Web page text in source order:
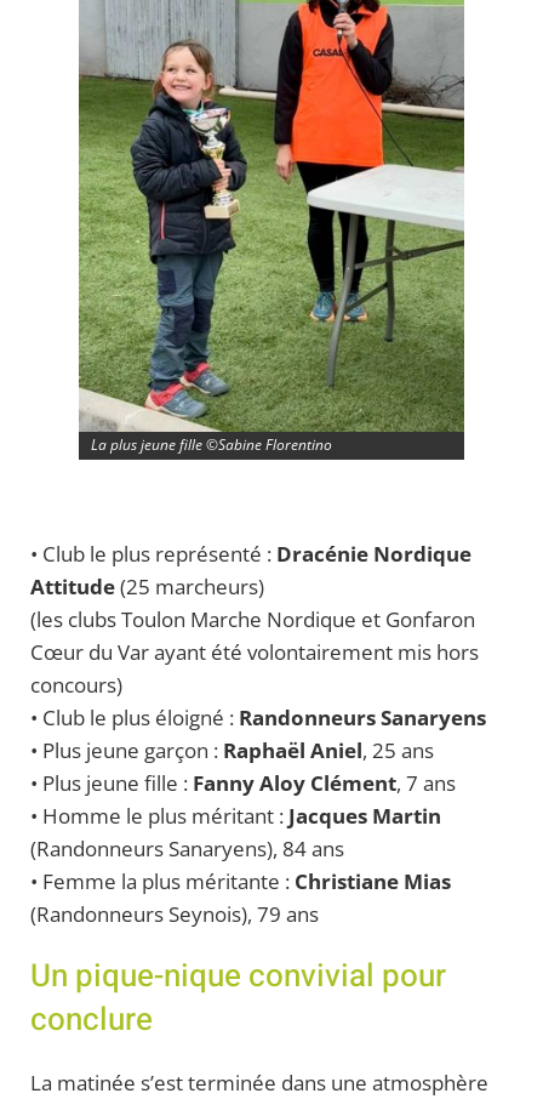
La plus jeune fille ©Sabine Florentino
• Club le plus représenté : Dracénie Nordique
Attitude(25 marcheurs)
(les clubs Toulon Marche Nordique et Gonfaron
Cœur du Var ayant été volontairement mis hors
concours)
• Club le plus éloigné : Randonneurs Sanaryens
• Plus jeune garçon : Raphaël Aniel, 25 ans
• Plus jeune fille : FannyAloy Clément, 7 ans
• Homme le plus méritant : Jacques Martin
(Randonneurs Sanaryens), 84 ans
• Femme la plus méritante : Christiane Mias
(Randonneurs Seynois), 79 ans
Un pique-nique convivial pour
conclure
La matinée s’est terminée dans une atmosphère